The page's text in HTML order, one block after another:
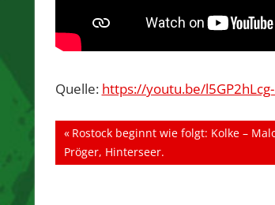
Quelle: https://youtu.be/
Beitragsnavigation
Vorheriger
Beitrag:
Rostock beginnt wie folgt: Kolke –
Pröger, Hinterseer.